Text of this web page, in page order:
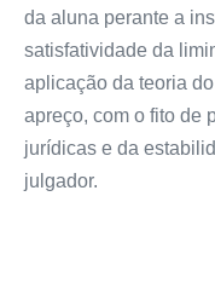
da aluna perante a
satisfatividade da
aplicação da teoria
apreço, com o fito de
jurídicas e da
julgador.